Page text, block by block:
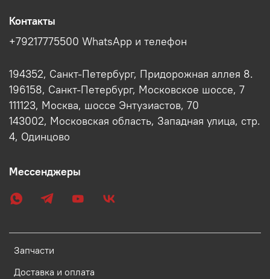
Запчасти
Доставка и оплата
Контакты
+79217775500 WhatsApp и телефон
194352, Санкт-Петербург, Придорожная аллея 8.
196158, Санкт-Петербург, Московское шоссе, 7
111123, Москва, шоссе Энтузиастов, 70
143002, Московская область, Западная улица, стр.
4, Одинцово
Мессенджеры